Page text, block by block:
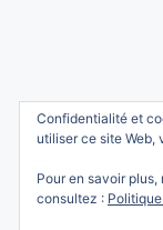
Confidentialité et
utiliser ce site
Pour en savoir
consultez :